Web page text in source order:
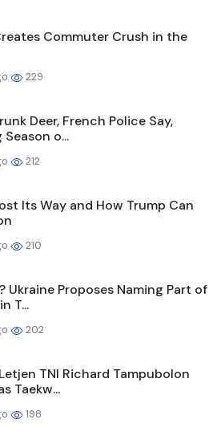
Commuter Crush in the
229
Deer, French Police Say,
o...
212
Its Way and How Trump Can
210
Ukraine Proposes Naming Part of
T...
202
TNI Richard Tampubolon
Taekw...
198